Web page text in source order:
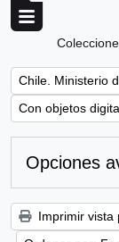
Remove filter:
Chile. Ministerio
Remove filter:
Con objetos
Opciones
Imprimir vista